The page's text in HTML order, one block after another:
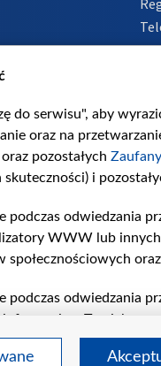
do serwisu", aby
oraz na
oraz pozostałych
i
podczas odwiedzania
WWW lub
podczas odwiedzania
o Twoich
TVP
dla realizacji
tworzenia